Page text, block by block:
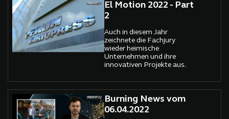
El Motion 2022 - Part
2
Auch in diesem Jahr
zeichnete die Fachjury
wieder heimische
Unternehmen und ihre
innovativen Projekte aus.
Burning News vom
06.04.2022